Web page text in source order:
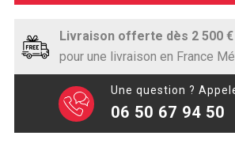
PRÉSENTOIR À INGRÉDIENTS
PROFONDEUR 300 VITRÉE
Livraison offerte dès 2 500
pour une livraison en France
Une question ?
06 50 67 94 50